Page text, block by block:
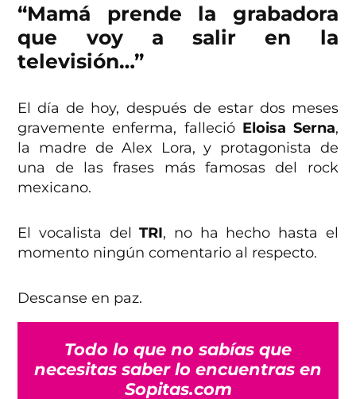
“Mamá prende la grabadora
que voy a salir en la
televisión…”
El día de hoy, después de estar dos meses
gravemente enferma, falleció Eloisa Serna,
la madre de Alex Lora, y protagonista de
una de las frases más famosas del rock
mexicano.
El vocalista delTRI, no ha hecho hasta el
momento ningún comentario al respecto.
Descanse en paz.
Todo lo que no sabías que
necesitas saber lo encuentras en
Sopitas.com